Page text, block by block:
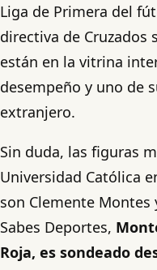
Liga de Primera del
directiva de Cruzados
están en la vitrina
desempeño y uno de
extranjero.
Sin duda, las figuras
Universidad Católica
son Clemente Montes
Sabes Deportes,
Roja, es sondeado